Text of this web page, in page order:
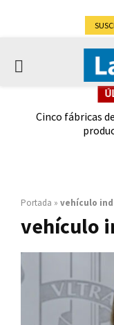
PRIMARY
Cinco fábricas
Portada » vehículo
vehículo